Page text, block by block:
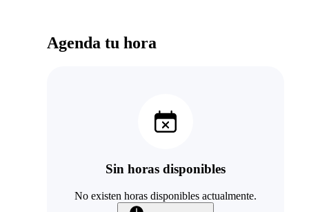
Agenda tu hora
Sin horas disponibles
No existen horas disponibles actualmente.